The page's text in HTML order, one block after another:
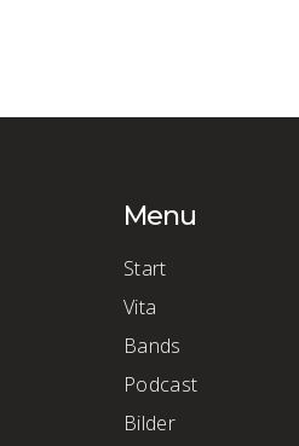
Menu
Start
Vita
Bands
Podcast
Bilder